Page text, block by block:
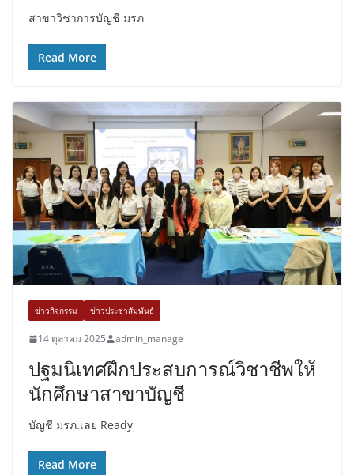
สาขาวิชาการบัญชี มรภ
Read More
ข่าวกิจกรรม ข่าวประชาสัมพันธ์
14 ตุลาคม 2025 admin_manage
ปฐมนิเทศฝึกประสบการณ์วิชาชีพให้
นักศึกษาสาขาบัญชี
บัญชี มรภ.เลย Ready
Read More